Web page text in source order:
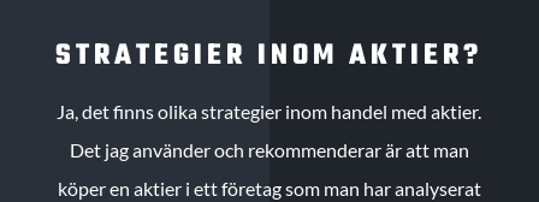
STRATEGIER INOM AKTIER?
Ja, det finns olika strategier inom handel med aktier.
Det jag använder och rekommenderar är att man
köper en aktier i ett företag som man har analyserat